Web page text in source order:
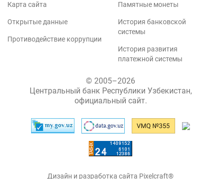
Карта сайта
Открытые данные
Противодействие коррупции
Памятные монеты
История банковской
системы
История развития
платежной системы
© 2005–2026
Центральный банк Республики Узбекистан,
официальный сайт.
Дизайн и разработка сайта Pixelcraft®